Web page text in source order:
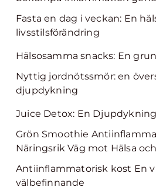
Fasta en dag i veckan: En
livsstilsförändring
Hälsosamma snacks: En
Nyttig jordnötssmör: en
djupdykning
Juice Detox: En
Grön Smoothie
Näringsrik Väg mot Hälsa
Antiinflammatorisk kost En
välbefinnande